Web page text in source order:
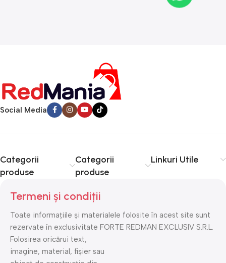
Social Media
Categorii
produse
Categorii
produse
Linkuri Utile
Termeni și condiții
Toate informațiile și materialele folosite în acest site sunt
rezervate în exclusivitate FORTE REDMAN EXCLUSIV S.R.L.
Folosirea oricărui text,
imagine, material, fișier sau